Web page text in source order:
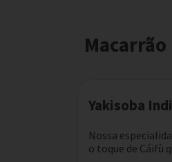
Macarrão
Yakisoba
Nossa
o toque de Cáifù